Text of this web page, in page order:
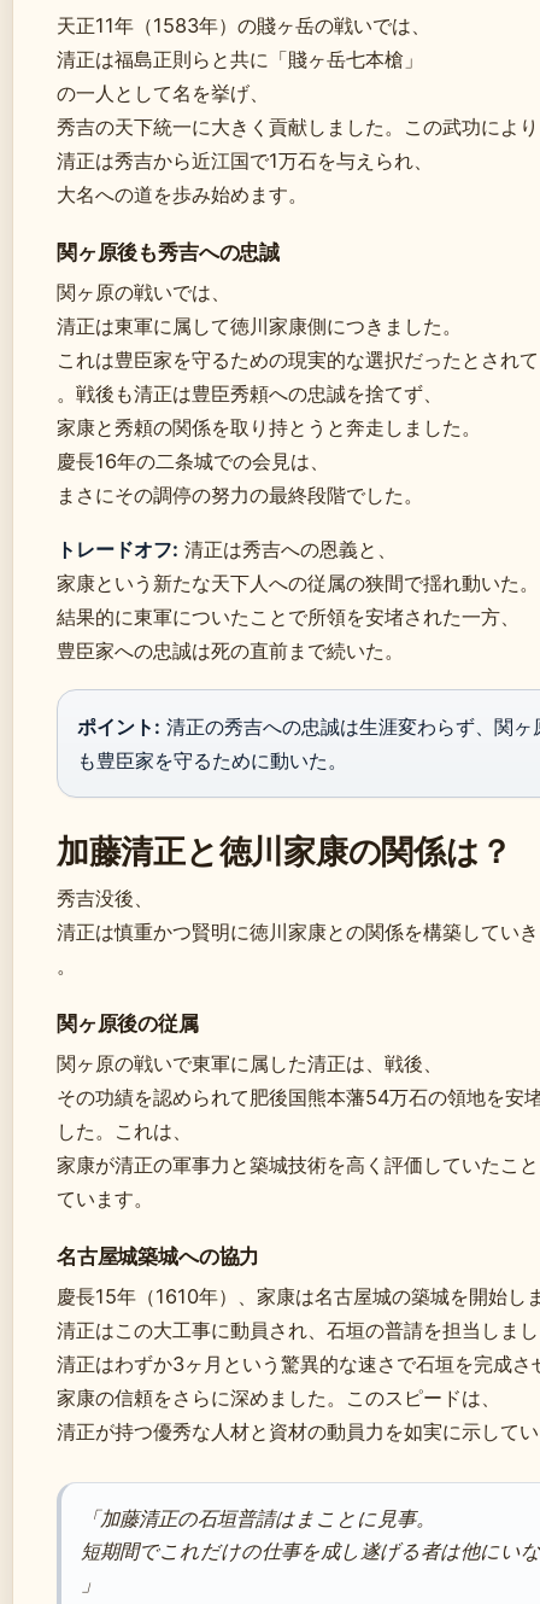
天正11年（1583年）の賤ヶ岳の戦いでは、
清正は福島正則らと共に「賤ヶ岳七本槍」
の一人として名を挙げ、
秀吉の天下統一に大きく貢献しました。この武功によ
清正は秀吉から近江国で1万石を与えられ、
大名への道を歩み始めます。
関ヶ原後も秀吉への忠誠
関ヶ原の戦いでは、
清正は東軍に属して徳川家康側につきました。
これは豊臣家を守るための現実的な選択だったとされ
。戦後も清正は豊臣秀頼への忠誠を捨てず、
家康と秀頼の関係を取り持とうと奔走しました。
慶長16年の二条城での会見は、
まさにその調停の努力の最終段階でした。
トレードオフ: 清正は秀吉への恩義と、
家康という新たな天下人への従属の狭間で揺れ動いた。
結果的に東軍についたことで所領を安堵された一方、
豊臣家への忠誠は死の直前まで続いた。
ポイント: 清正の秀吉への忠誠は生涯変わらず、関ヶ
も豊臣家を守るために動いた。
加藤清正と徳川家康の関係は？
秀吉没後、
清正は慎重かつ賢明に徳川家康との関係を構築してい
。
関ヶ原後の従属
関ヶ原の戦いで東軍に属した清正は、戦後、
その功績を認められて肥後国熊本藩54万石の領地を安
した。これは、
家康が清正の軍事力と築城技術を高く評価していたこ
ています。
名古屋城築城への協力
慶長15年（1610年）、家康は名古屋城の築城を開始し
清正はこの大工事に動員され、石垣の普請を担当しま
清正はわずか3ヶ月という驚異的な速さで石垣を完成さ
家康の信頼をさらに深めました。このスピードは、
清正が持つ優秀な人材と資材の動員力を如実に示して
「加藤清正の石垣普請はまことに見事。
短期間でこれだけの仕事を成し遂げる者は他にい
」